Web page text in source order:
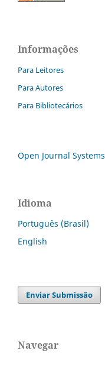
Informações
Para Leitores
Para Autores
Para Bibliotecários
Open Journal Systems
Idioma
Português (Brasil)
English
Enviar Submissão
Navegar